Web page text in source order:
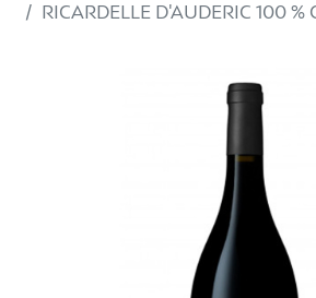
RICARDELLE D'AUDERIC 100 %